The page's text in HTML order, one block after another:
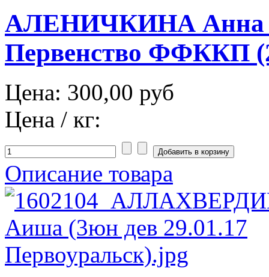
АЛЕНИЧКИНА Анна
Первенство ФФККП
Цена: 300,00 руб
Цена / кг:
Описание товара